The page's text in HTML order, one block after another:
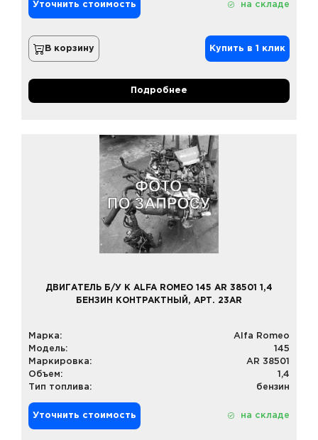
Уточнить стоимость на складе
В корзину Купить в 1 клик
Подробнее
ДВИГАТЕЛЬ Б/У К ALFA ROMEO 145 AR 38501 1,4
БЕНЗИН КОНТРАКТНЫЙ, АРТ. 23AR
Марка:
Alfa Romeo
Модель:
145
Маркировка:
AR 38501
Объем:
1,4
Тип топлива:
бензин
Уточнить стоимость на складе